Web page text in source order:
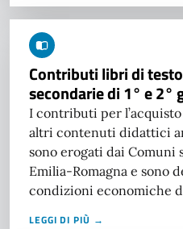
Contributi libri di
secondarie di 1° e 2°
I contributi per
altri contenuti didattici
sono erogati dai Comuni
Emilia-Romagna e sono
condizioni economiche
LEGGI DI PIÙ →